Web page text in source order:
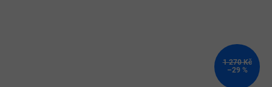
1 270 Kč
–29 %